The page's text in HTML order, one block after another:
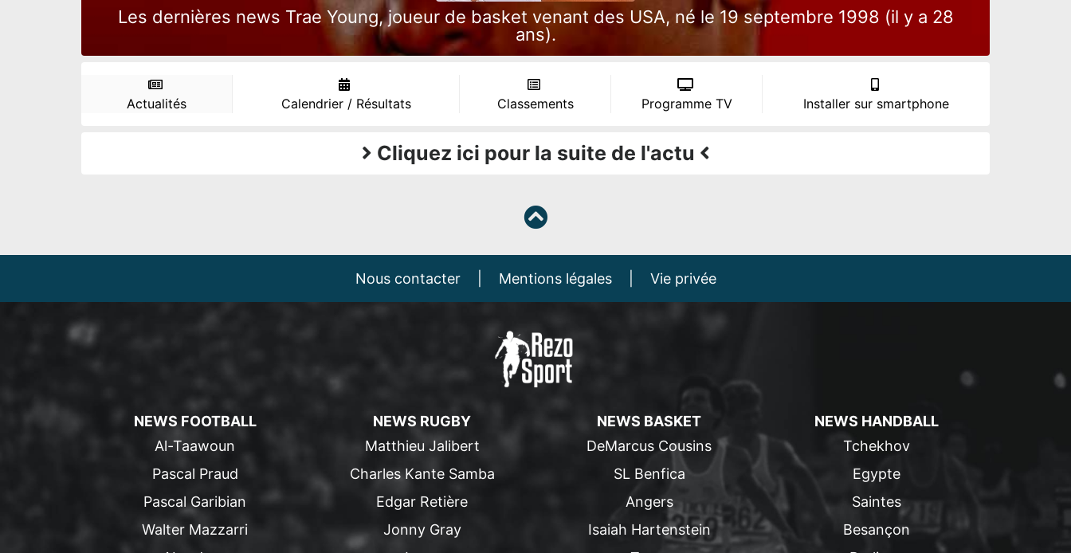
Les dernières news Trae Young, joueur de basket venant des USA, né le 19 septembre 1998 (il y a 28
ans).
Actualités Calendrier / Résultats Classements Programme TV Installer sur smartphone
Cliquez ici pour la suite de l'actu
Nous contacter Mentions légales Vie privée
NEWS FOOTBALL
Al-Taawoun
Pascal Praud
Pascal Garibian
Walter Mazzarri
NEWS RUGBY
Matthieu Jalibert
Charles Kante Samba
Edgar Retière
Jonny Gray
NEWS BASKET
DeMarcus Cousins
SL Benfica
Angers
Isaiah Hartenstein
NEWS HANDBALL
Tchekhov
Egypte
Saintes
Besançon